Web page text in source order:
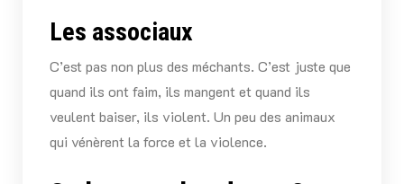
Les associaux
C’est pas non plus des méchants. C’est juste que
quand ils ont faim, ils mangent et quand ils
veulent baiser, ils violent. Un peu des animaux
qui vénèrent la force et la violence.